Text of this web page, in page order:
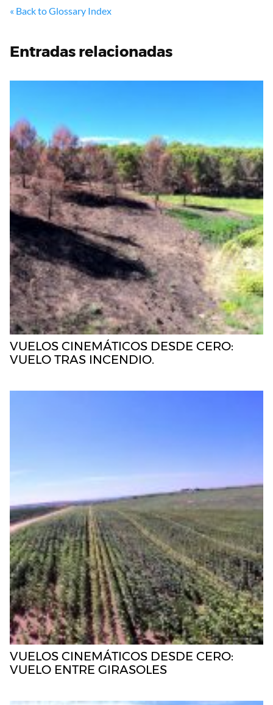
« Back to Glossary Index
Entradas relacionadas
VUELOS CINEMÁTICOS DESDE CERO:
VUELO TRAS INCENDIO.
VUELOS CINEMÁTICOS DESDE CERO:
VUELO ENTRE GIRASOLES